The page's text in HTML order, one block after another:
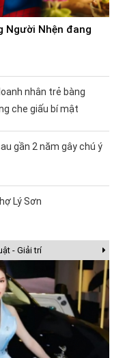
Người Nhện đang
nhân trẻ bàng
che giấu bí mật
gần 2 năm gây chú ý
Lý Sơn
- Giải trí